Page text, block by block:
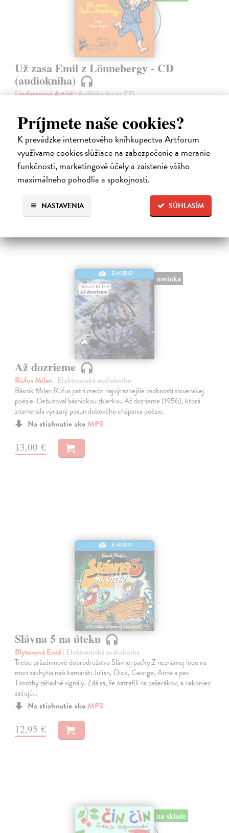
Príjmete naše cookies?
K prevádzke internetového kníhkupectva Artforum
využívame cookies slúžiace na zabezpečenie a meranie
funkčnosti, marketingové účely a zaistenie vášho
maximálneho pohodlia a spokojnosti.
SÚHLASÍM
NASTAVENIA
Už zasa Emil z Lönnebergy - CD
(audiokniha)
Lindgrenová Astrid| Audiokniha na CD
huncútstva dobre poznali aj všetci Lönneberčania. Ale čo sa stalo, keď
Emil vylial ockovi na hlavu zabíjačkovú kašu, keď zlú správkyňu
chudobinca…
Na sklade
11,35 €
11,95 € ?
E-AUDIO
novinka
Až dozrieme
Rúfus Milan | Elektronická audiokniha
Básnik Milan Rúfus patrí medzi najvýraznejšie osobnosti slovenskej
poézie. Debutoval básnickou zbierkou Až dozrieme (1956), ktorá
znamenala výrazný posun dobového chápania poézie.
Na stiahnutie ako MP3
13,00 €
E-AUDIO
Slávna 5 na úteku
Blytonová Enid | Elektronická audiokniha
Tretie prázdninové dobrodružstvo Slávnej päťky.Z neznámej lode na
mori zachytia naši kamaráti Julian, Dick, George, Anna a pes
Timothy záhadné signály. Zdá sa, že natrafili na pašerákov, a nakoniec
začujú…
Na stiahnutie ako MP3
12,95 €
na sklade